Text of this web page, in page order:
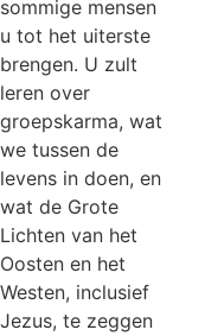
sommige mensen
u tot het uiterste
brengen. U zult
leren over
groepskarma, wat
we tussen de
levens in doen, en
wat de Grote
Lichten van het
Oosten en het
Westen, inclusief
Jezus, te zeggen